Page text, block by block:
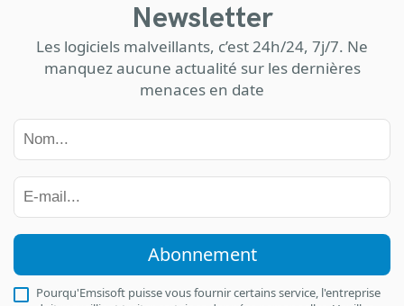
Newsletter
Les logiciels malveillants, c’est 24h/24, 7j/7. Ne
manquez aucune actualité sur les dernières
menaces en date
Abonnement
Pourqu'Emsisoft puisse vous fournir certains service, l'entreprise